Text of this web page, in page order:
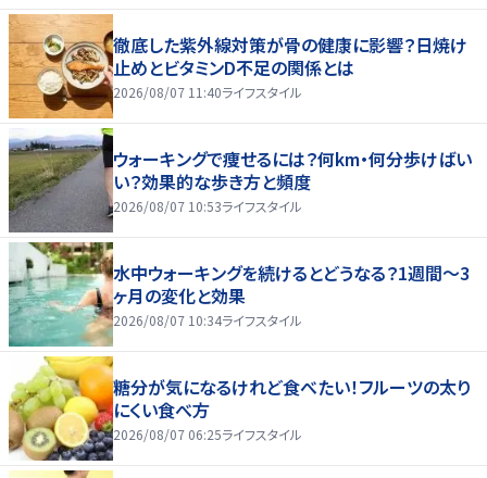
徹底した紫外線対策が骨の健康に影響？日焼け
止めとビタミンD不足の関係とは
2026/08/07 11:40ライフスタイル
ウォーキングで痩せるには？何km・何分歩けばい
い？効果的な歩き方と頻度
2026/08/07 10:53ライフスタイル
水中ウォーキングを続けるとどうなる？1週間～3
ヶ月の変化と効果
2026/08/07 10:34ライフスタイル
糖分が気になるけれど食べたい！フルーツの太り
にくい食べ方
2026/08/07 06:25ライフスタイル